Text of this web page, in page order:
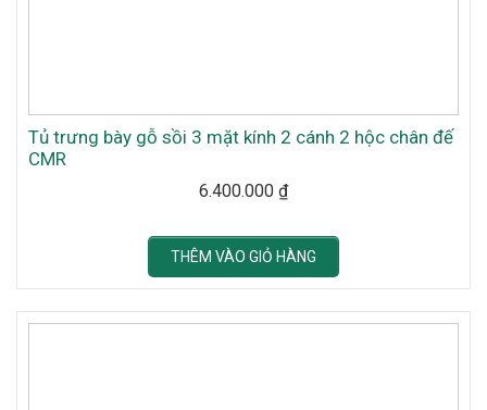
Tủ trưng bày gỗ sồi 3 mặt kính 2 cánh 2 hộc chân đế
CMR
6.400.000 ₫
THÊM VÀO GIỎ HÀNG